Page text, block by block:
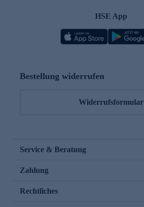
HSE App
Bestellung widerrufen
Widerrufsformular
Service & Beratung
Zahlung
Rechtliches